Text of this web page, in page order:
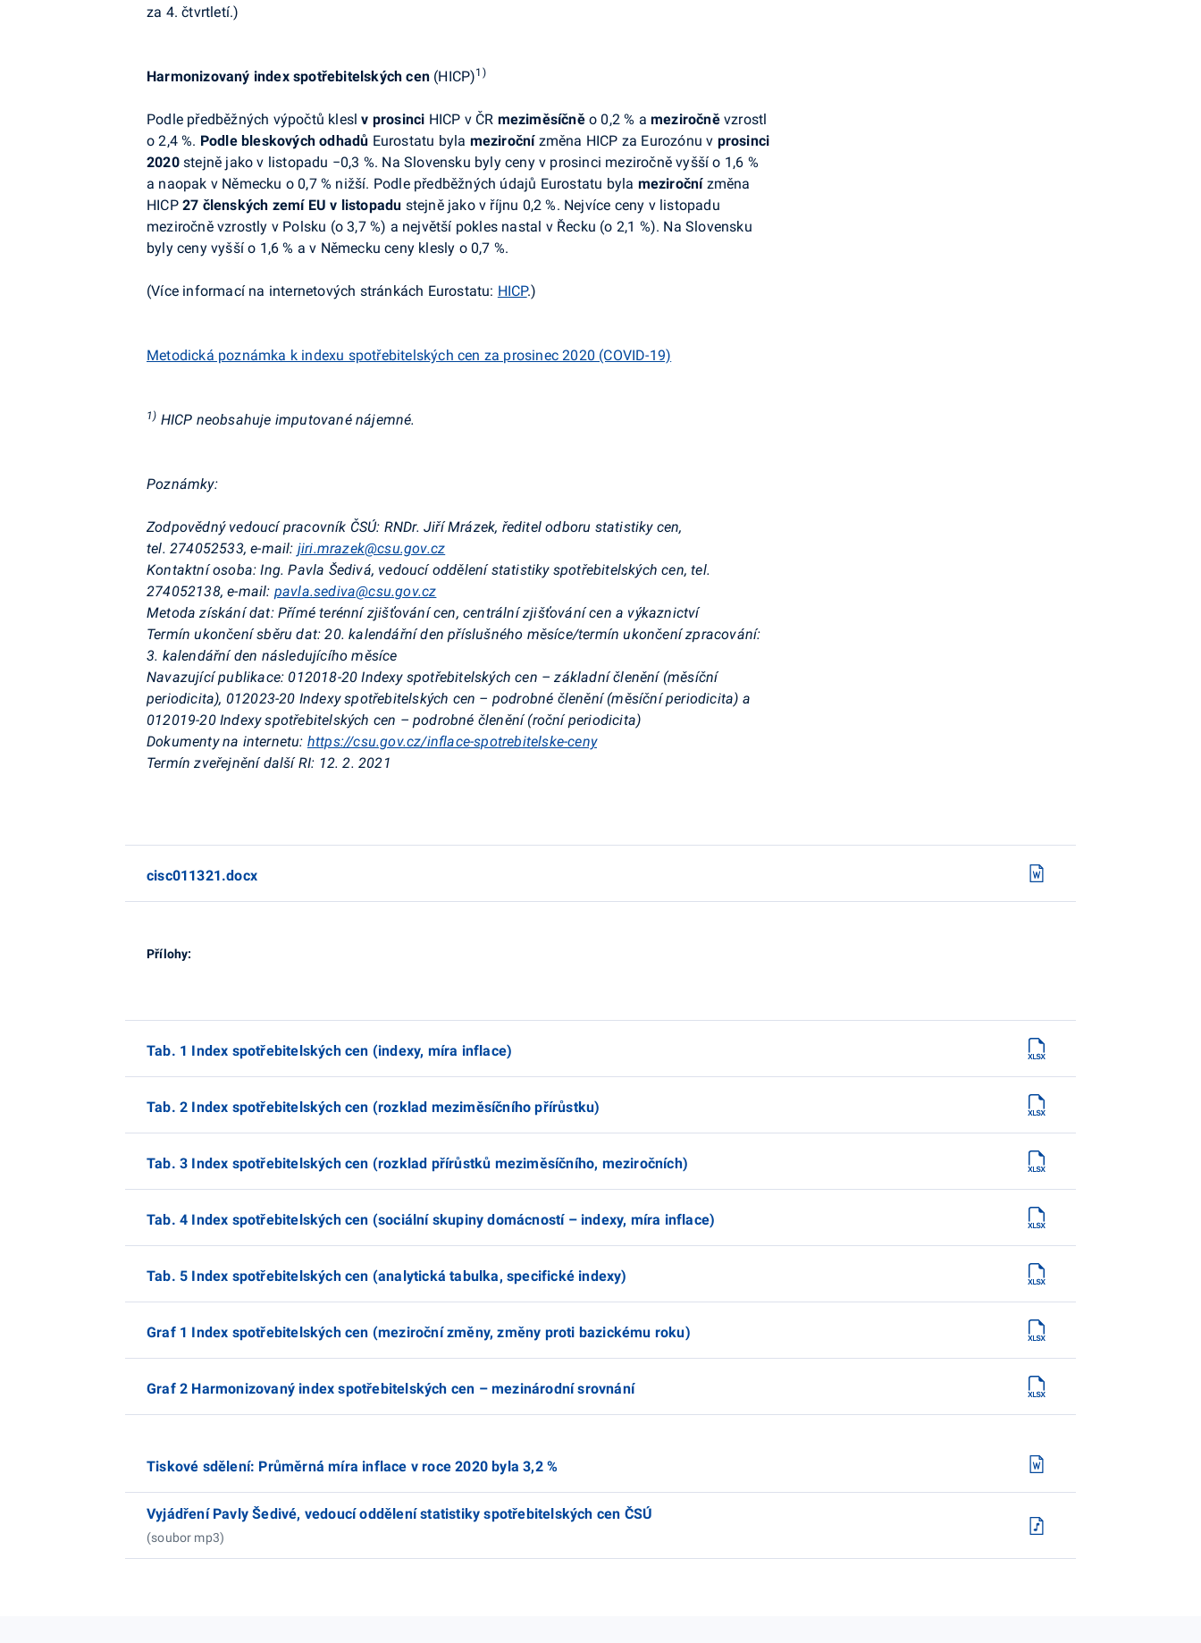
za 4. čtvrtletí.)
Harmonizovaný index spotřebitelských cen (HICP)1)
Podle předběžných výpočtů kleslv prosinci HICP v ČR meziměsíčněo 0,2 % ameziročněvzrostl
o 2,4 %. Podle bleskových odhadů Eurostatu byla meziročnízměna HICP za Eurozónu v prosinci
2020stejně jako v listopadu −0,3 %. Na Slovensku bylyceny v prosinci meziročně vyšší o 1,6 %
a naopak v Německu o 0,7 % nižší. Podle předběžných údajů Eurostatu byla meziročnízměna
HICP 27 členských zemí EUv listopadu stejně jako v říjnu 0,2 %. Nejvíce ceny v listopadu
meziročně vzrostly v Polsku (o 3,7 %) a největší pokles nastal v Řecku (o 2,1 %). Na Slovensku
byly ceny vyšší o 1,6 % a v Německu ceny klesly o 0,7 %.
(Více informací na internetových stránkách Eurostatu: HICP.)
Metodická poznámka k indexu spotřebitelských cen za prosinec 2020 (COVID-19)
1) HICP neobsahuje imputované nájemné.
Poznámky:
Zodpovědný vedoucí pracovník ČSÚ: RNDr. Jiří Mrázek, ředitel odboru statistiky cen,
tel. 274052533, e-mail: jiri.mrazek@csu.gov.cz
Kontaktní osoba: Ing. Pavla Šedivá, vedoucí oddělení statistiky spotřebitelských cen, tel.
274052138, e-mail: pavla.sediva@csu.gov.cz
Metoda získání dat: Přímé terénní zjišťování cen, centrální zjišťování cen a výkaznictví
Termín ukončení sběru dat:20. kalendářní den příslušného měsíce/termín ukončení zpracování:
3. kalendářní den následujícího měsíce
Navazující publikace: 012018-20 Indexy spotřebitelských cen – základní členění (měsíční
periodicita), 012023-20 Indexy spotřebitelských cen – podrobné členění (měsíční periodicita) a
012019-20 Indexy spotřebitelských cen – podrobné členění (roční periodicita)
Dokumenty na internetu: https://csu.gov.cz/inflace-spotrebitelske-ceny
Termín zveřejnění další RI: 12. 2. 2021
cisc011321.docx
Přílohy:
Tab. 1 Index spotřebitelských cen (indexy, míra inflace)
Tab. 2 Index spotřebitelských cen (rozklad meziměsíčního přírůstku)
Tab. 3 Index spotřebitelských cen (rozklad přírůstků meziměsíčního, meziročních)
Tab. 4 Index spotřebitelských cen (sociální skupiny domácností – indexy, míra inflace)
Tab. 5 Index spotřebitelských cen (analytická tabulka, specifické indexy)
Graf 1 Index spotřebitelských cen (meziroční změny, změny proti bazickému roku)
Graf 2 Harmonizovaný index spotřebitelských cen – mezinárodní srovnání
Tiskové sdělení: Průměrná míra inflace v roce 2020 byla 3,2 %
Vyjádření Pavly Šedivé, vedoucí oddělení statistiky spotřebitelských cen ČSÚ
(soubor mp3)